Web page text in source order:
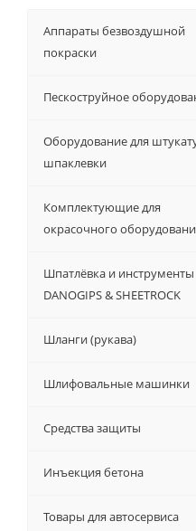
Аппараты безвоздушной
покраски
Пескоструйное
Оборудование для
шпаклевки
Комплектующие для
окрасочного
Шпатлёвка и инструменты
DANOGIPS & SHEETROCK
Шланги (рукава)
Шлифовальные машинки
Средства защиты
Инъекция бетона
Товары для автосервиса